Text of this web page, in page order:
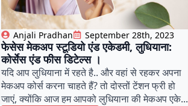
Anjali Pradhan September 28th, 2023
फेसेस मेकअप स्टूडियो एंड एकेडमी, लुधियाना:
कोर्सेस एंड फीस डिटेल्स ।
यदि आप लुधियाना में रहते है.. और वहां से रहकर अपना
मेकअप कोर्स करना चाहते हैं? तो दोस्तों टेंशन फ्री हो
जाएं, क्योंकि आज हम आपको लुधियाना की मेकअप एके...